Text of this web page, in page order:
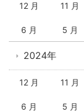
12 月 11 月
6 月 5 月
2024年
12 月 11 月
6 月 5 月